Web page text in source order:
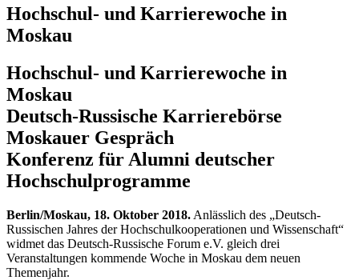
Hochschul- und Karrierewoche in
Moskau
Hochschul- und Karrierewoche in
Moskau
Deutsch-Russische Karrierebörse
Moskauer Gespräch
Konferenz für Alumni deutscher
Hochschulprogramme
Berlin/Moskau, 18. Oktober 2018. Anlässlich des „Deutsch-
Russischen Jahres der Hochschulkooperationen und Wissenschaft“
widmet das Deutsch-Russische Forum e.V. gleich drei
Veranstaltungen kommende Woche in Moskau dem neuen
Themenjahr.